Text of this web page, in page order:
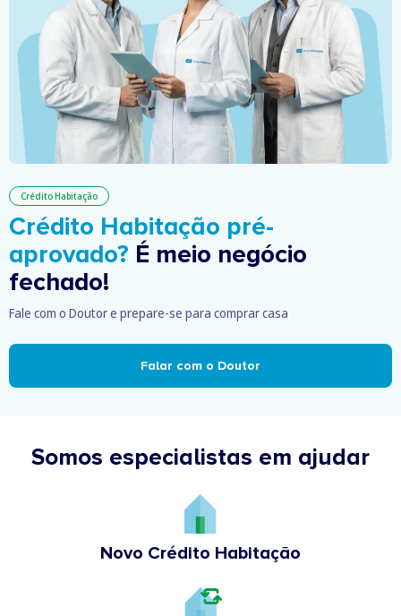
Crédito Habitação
Crédito Habitação pré-
aprovado? É meio negócio
fechado!
Fale com o Doutor e prepare-se para comprar casa
Falar com o Doutor
Somos especialistas em ajudar
Novo Crédito Habitação